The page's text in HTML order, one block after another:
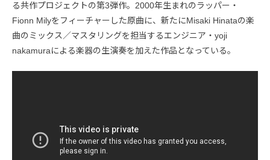
る共作プロジェクトの第3弾作。2000年生まれのラッパー・
Fionn Milyをフィーチャーした原曲に、新たにMisaki Hinataの楽
曲のミックス／マスタリングを担当するエンジニア・yoji
nakamuraによる楽器の生演奏を加えた作品となっている。